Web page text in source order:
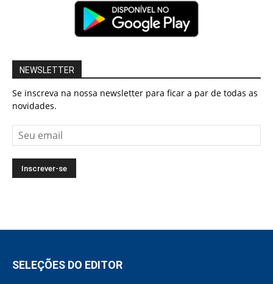
NEWSLETTER
Se inscreva na nossa newsletter para ficar a par de todas as
novidades.
SELEÇÕES DO EDITOR